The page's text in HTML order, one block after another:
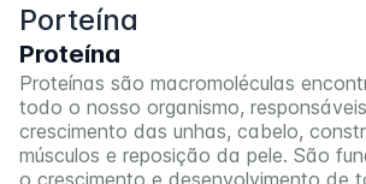
Porteína
Proteína
Proteínas são macromoléculas
todo o nosso organismo,
crescimento das unhas, cabelo,
músculos e reposição da pele. São
o crescimento e desenvolvimento de